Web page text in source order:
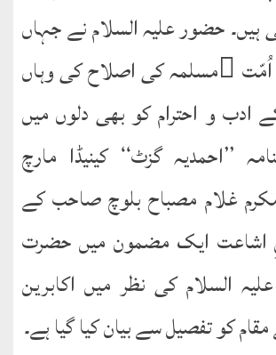
حضور علیہ السلام نے جہاں
اُمّت ِمسلمہ کی اصلاح کی وہاں
ادب و احترام کو بھی دلوں میں
’’احمدیہ گزٹ‘‘ کینیڈا مارچ
مکرم غلام مصباح بلوچ صاحب کے
اشاعت ایک مضمون میں حضرت
السلام کی نظر میں اکابرین
کو تفصیل سے بیان کیا گیا ہے۔